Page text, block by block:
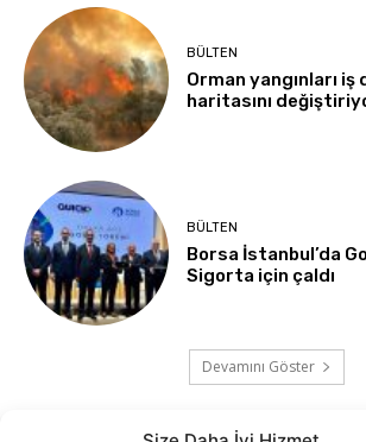
BÜLTEN
Orman yangınları iş
haritasını
BÜLTEN
Borsa İstanbul’da
Sigorta için çaldı
Devamını Göster